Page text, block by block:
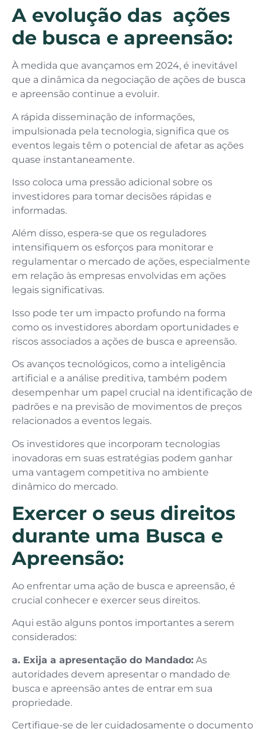
A evolução das ações
de busca e apreensão:
À medida que avançamos em 2024, é inevitável
que a dinâmica da negociação de ações de busca
e apreensão continue a evoluir.
A rápida disseminação de informações,
impulsionada pela tecnologia, significa que os
eventos legais têm o potencial de afetar as ações
quase instantaneamente.
Isso coloca uma pressão adicional sobre os
investidores para tomar decisões rápidas e
informadas.
Além disso, espera-se que os reguladores
intensifiquem os esforços para monitorar e
regulamentar o mercado de ações, especialmente
em relação às empresas envolvidas em ações
legais significativas.
Isso pode ter um impacto profundo na forma
como os investidores abordam oportunidades e
riscos associados a ações de busca e apreensão.
Os avanços tecnológicos, como a inteligência
artificial e a análise preditiva, também podem
desempenhar um papel crucial na identificação de
padrões e na previsão de movimentos de preços
relacionados a eventos legais.
Os investidores que incorporam tecnologias
inovadoras em suas estratégias podem ganhar
uma vantagem competitiva no ambiente
dinâmico do mercado.
Exercer o seus direitos
durante uma Busca e
Apreensão:
Ao enfrentar uma ação de busca e apreensão, é
crucial conhecer e exercer seus direitos.
Aqui estão alguns pontos importantes a serem
considerados:
a. Exija a apresentação do Mandado: As
autoridades devem apresentar o mandado de
busca e apreensão antes de entrar em sua
propriedade.
Certifique-se de ler cuidadosamente o documento